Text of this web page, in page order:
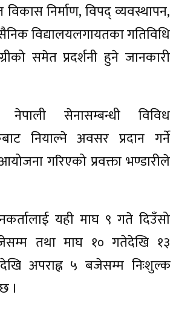
विकास निर्माण, विपद् व्यवस्थापन,
विद्यालयलगायतका गतिविधि
समेत प्रदर्शनी हुने जानकारी
नेपाली सेनासम्बन्धी विविध
नियाल्ने अवसर प्रदान गर्ने
गरिएको प्रवक्ता भण्डारीले
यही माघ ९ गते दिउँसो
तथा माघ १० गतेदेखि १३
अपराह्न ५ बजेसम्म निःशुल्क
।